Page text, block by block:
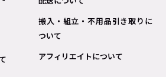
搬入・組立・不用品引き取りに
ついて
アフィリエイトについて